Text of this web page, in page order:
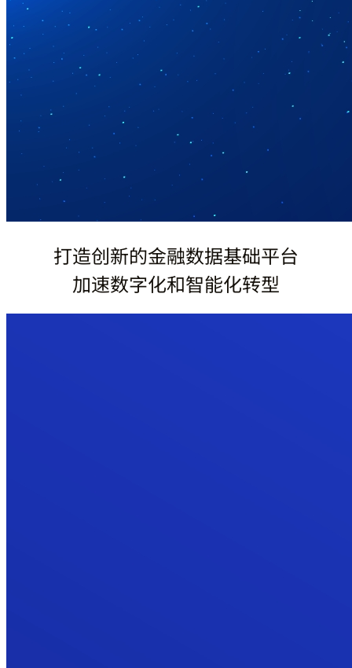
打造创新的金融数据基础平台
加速数字化和智能化转型